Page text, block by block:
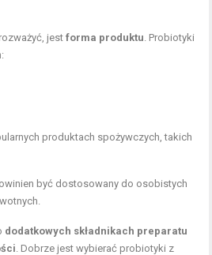
jestforma produktu . Probiotyki
produktach spożywczych, takich
być dostosowany do osobistych
dodatkowych składnikach preparatu
. Dobrze jest wybierać probiotyki z